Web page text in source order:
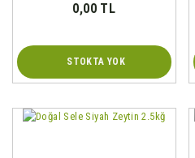
0,00 TL
STOKTA YOK